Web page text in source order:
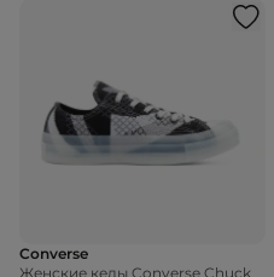
Converse
Женские кеды Converse Chuck